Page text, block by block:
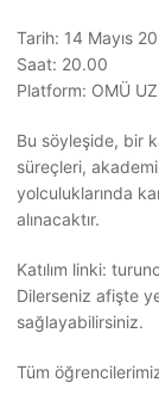
Tarih: 14 Mayıs
Saat: 20.00
Platform: OMÜ
Bu söyleşide, bir
süreçleri,
yolculuklarında
alınacaktır.
Katılım linki:
Dilerseniz afişte
sağlayabilirsiniz.
Tüm